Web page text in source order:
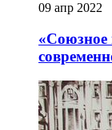
09 апр 2022
«Союзное